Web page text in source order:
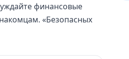
финансовые
«Безопасных